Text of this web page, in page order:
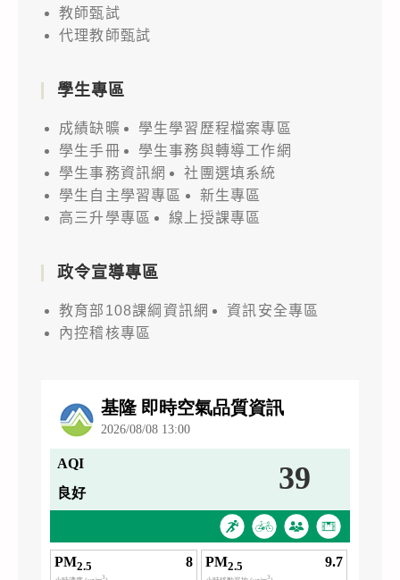
教師甄試
代理教師甄試
學生專區
成績缺曠
學生學習歷程檔案專區
學生手冊
學生事務與轉導工作網
學生事務資訊網
社團選填系統
學生自主學習專區
新生專區
高三升學專區
線上授課專區
政令宣導專區
教育部108課綱資訊網
資訊安全專區
內控稽核專區